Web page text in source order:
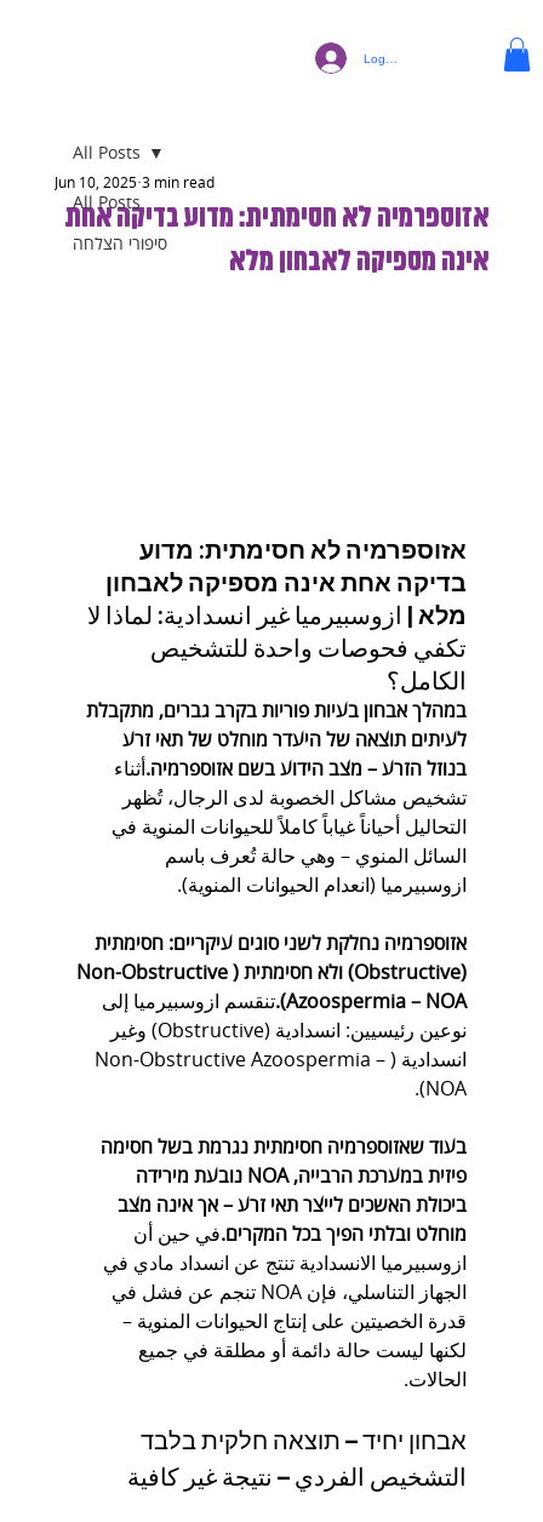
Log In
All Posts
סיפורי הצלחה
All Posts
אזוספרמיה לא חסימתית: מדוע בדיקה אחת
אינה מספיקה לאבחון מלא
Jun 10, 2025 3 min read
אזוספרמיה לא חסימתית: מדוע
בדיקה אחת אינה מספיקה לאבחון
מלא | ازوسبيرميا غير انسدادية: لماذا لا
تكفي فحوصات واحدة للتشخيص
الكامل؟
במהלך אבחון בעיות פוריות בקרב גברים, מתקבלת
לעיתים תוצאה של היעדר מוחלט של תאי זרע
בנוזל הזרע – מצב הידוע בשם אזוספרמיה.أثناء
تشخيص مشاكل الخصوبة لدى الرجال، تُظهر
التحاليل أحياناً غياباً كاملاً للحيوانات المنوية في
السائل المنوي – وهي حالة تُعرف باسم
ازوسبيرميا (انعدام الحيوانات المنوية).
אזוספרמיה נחלקת לשני סוגים עיקריים: חסימתית
(Obstructive) ולא חסימתית (Non-Obstructive
Azoospermia – NOA). تنقسم ازوسبيرميا إلى
نوعين رئيسيين: انسدادية (Obstructive) وغير
انسدادية (Non-Obstructive Azoospermia –
NOA).
בעוד שאזוספרמיה חסימתית נגרמת בשל חסימה
פיזית במערכת הרבייה, NOA נובעת מירידה
ביכולת האשכים לייצר תאי זרע – אך אינה מצב
מוחלט ובלתי הפיך בכל המקרים.في حين أن
ازوسبيرميا الانسدادية تنتج عن انسداد مادي في
الجهاز التناسلي، فإن NOA تنجم عن فشل في
قدرة الخصيتين على إنتاج الحيوانات المنوية –
لكنها ليست حالة دائمة أو مطلقة في جميع
الحالات.
אבחון יחיד – תוצאה חלקית בלבד
التشخيص الفردي – نتيجة غير كافية